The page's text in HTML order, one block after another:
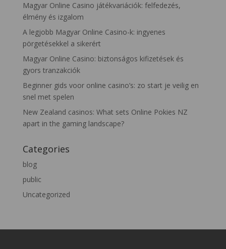
Magyar Online Casino játékvariációk: felfedezés,
élmény és izgalom
A legjobb Magyar Online Casino-k: ingyenes
pörgetésekkel a sikerért
Magyar Online Casino: biztonságos kifizetések és
gyors tranzakciók
Beginner gids voor online casino’s: zo start je veilig en
snel met spelen
New Zealand casinos: What sets Online Pokies NZ
apart in the gaming landscape?
Categories
blog
public
Uncategorized